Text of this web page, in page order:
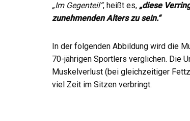
„Im Gegenteil“, heißt es, „diese
zunehmenden Alters zu sein.“
In der folgenden Abbildung wird die
70-jährigen Sportlers verglichen. Die
Muskelverlust (bei gleichzeitiger
viel Zeit im Sitzen verbringt.